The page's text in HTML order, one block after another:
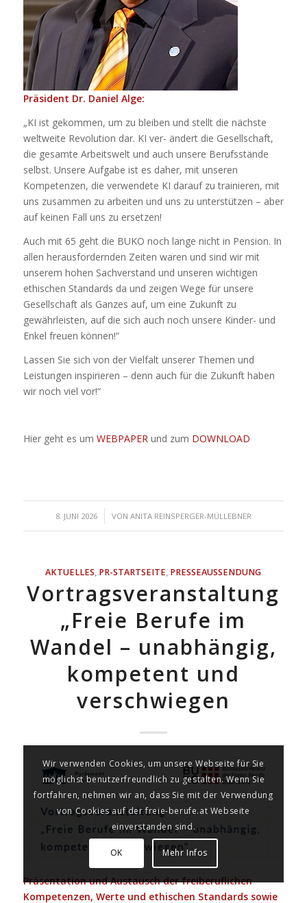
Präsident Dr. Daniel Alge:
„KI ist gekommen, um zu bleiben und stellt die nächste
weltweite Revolution dar. KI ver- ändert die Gesellschaft,
die gesamte Arbeitswelt und auch unsere Berufsstände
selbst. Unsere Aufgabe ist es daher, mit unseren
Kompetenzen, die verwendete KI darauf zu trainieren, mit
uns zusammen zu arbeiten und uns zu unterstützen – aber
auf keinen Fall uns zu ersetzen!
Auch mit 65 geht die BUKO noch lange nicht in Pension. In
allen herausfordernden Zeiten waren und sind wir mit
unserem hohen Sachverstand und unseren wichtigen
ethischen Standards da und zeigen Wege für unsere
Gesellschaft als Ganzes auf, um eine Zukunft zu
gewährleisten, auf die sich auch noch unsere Kinder- und
Enkel freuen können!“
Lassen Sie sich von der Vielfalt unserer Themen und
Leistungen inspirieren – denn auch für die Zukunft haben
wir noch viel vor!“
Hier geht es um WEBPAPERund zum DOWNLOAD
8. JUNI 2026
/ VON ANITA REINSPERGER-MÜLLEBNER
AKTUELLES, PR-STARTSEITE, PRESSEAUSSENDUNG
Vortragsveranstaltung
„Freie Berufe im
Wandel – unabhängig,
kompetent und
verschwiegen
Präsentation und Austausch der freiberuflichen
Kompetenzen, Werte und ethischen Standards sowie
Wir verwenden Cookies, um unsere Webseite für Sie
möglichst benutzerfreundlich zu gestalten. Wenn Sie
fortfahren, nehmen wir an, dass Sie mit der Verwendung
von Cookies auf der freie-berufe.at Webseite
einverstanden sind.
OK Mehr Infos